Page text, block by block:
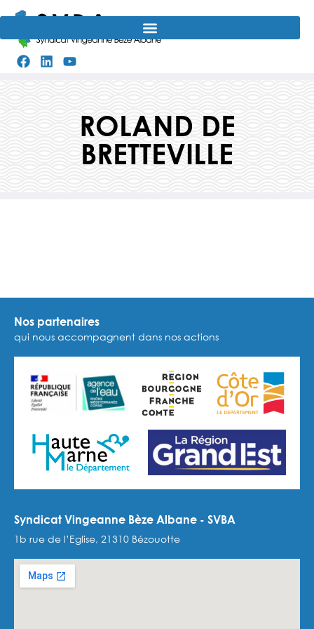
Aller
au
ROLAND DE
BRETTEVILLE
Nos partenaires
qui nous accompagnent dans nos actions
Syndicat Vingeanne Bèze Albane - SVBA
1b rue de l’Eglise, 21310 Bézouotte